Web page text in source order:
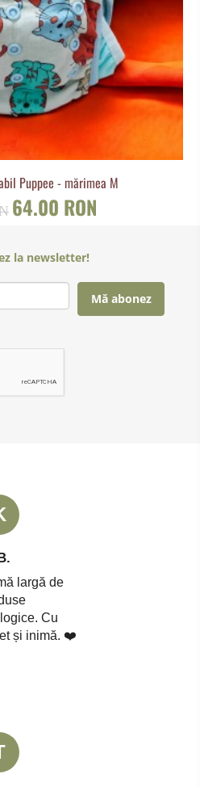
Puppee - mărimea M
64.00 RON
la newsletter!
Mă abonez
largă de
Cu
și inimă. ❤️